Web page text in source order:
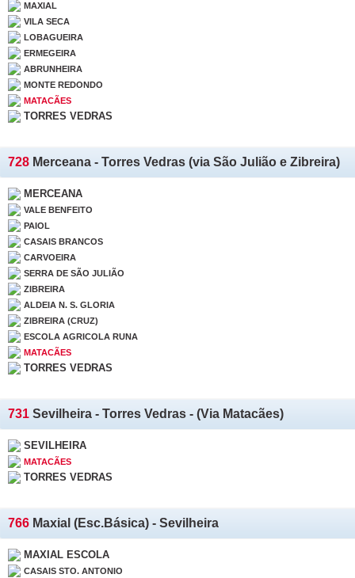
MAXIAL
VILA SECA
LOBAGUEIRA
ERMEGEIRA
ABRUNHEIRA
MONTE REDONDO
MATACÃES
TORRES VEDRAS
728 Merceana - Torres Vedras (via São Julião e Zibreira)
MERCEANA
VALE BENFEITO
PAIOL
CASAIS BRANCOS
CARVOEIRA
SERRA DE SÃO JULIÃO
ZIBREIRA
ALDEIA N. S. GLORIA
ZIBREIRA (CRUZ)
ESCOLA AGRICOLA RUNA
MATACÃES
TORRES VEDRAS
731 Sevilheira - Torres Vedras - (Via Matacães)
SEVILHEIRA
MATACÃES
TORRES VEDRAS
766 Maxial (Esc.Básica) - Sevilheira
MAXIAL ESCOLA
CASAIS STO. ANTONIO